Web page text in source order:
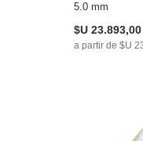
5.0 mm
$U 23.893,00
a partir de $U